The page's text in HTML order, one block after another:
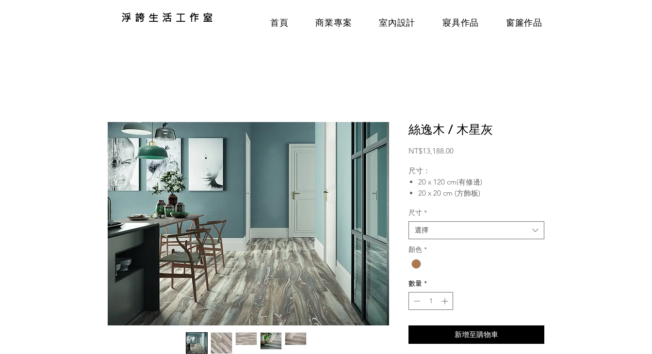
浮誇生活工作室 首頁 商業專案 室內設計 寢具作品 窗簾作品
絲逸木 / 木星灰
NT$13,188.00價
尺寸：
20 x 120 cm(有修邊)
20 x 20 cm (方飾板)
20 x 120 cm / 13.5塊
20 x 20 cm / 81塊
顏色：
木星灰
木星灰 (亮銀)
產地：
義大利
適用：
牆磚
戶外磚
尺寸 *
選擇
顏色 *
數量 *
新增至購物車